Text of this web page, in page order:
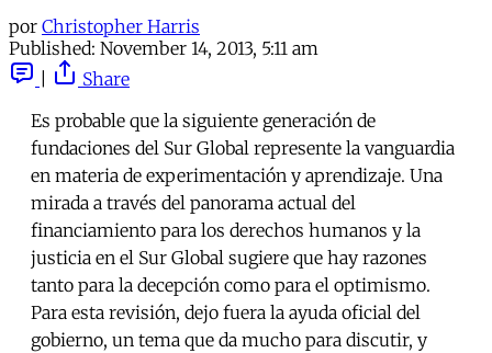
por Christopher Harris
Published: November 14, 2013, 5:11 am
Share
Es probable que la siguiente generación de
fundaciones del Sur Global represente la vanguardia
en materia de experimentación y aprendizaje. Una
mirada a través del panorama actual del
financiamiento para los derechos humanos y la
justicia en el Sur Global sugiere que hay razones
tanto para la decepción como para el optimismo.
Para esta revisión, dejo fuera la ayuda oficial del
gobierno, un tema que da mucho para discutir, y